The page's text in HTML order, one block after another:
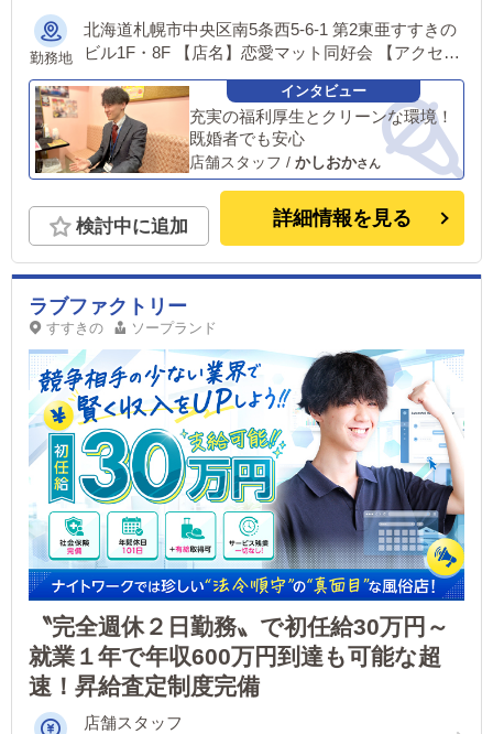
勤務地
北海道札幌市中央区南5条西5-6-1 第2東亜すすきの
ビル1F・8F 【店名】恋愛マット同好会 【アクセ
ス】地下鉄「すすきの駅」4番出口 ▼恋愛グループ
では面接時にご希望の勤務地をお伺いし、配属店舗
を決定いたします。 ご家庭のある方や、持ち家な
ど事情のある方でも安心してご応募ください。 ※
入社後の転勤についても希望を考慮いたします。 ■
土浦エリア：茨城県土浦市桜町 ・JR常磐線土浦駅
■横浜エリア：神奈川県横浜市中区 ・京急線黄金町
駅 ・市営地下鉄阪東橋駅 ・JR線関内駅 ■札幌エリ
ア：北海道札幌市 地下鉄南北線すすきの駅 ※日本
全国店舗展開につき同時募集中 東京エリア、横浜
エリア、北関東エリア、札幌エリア、福岡エリア、
愛媛エリア、鳥取エリアほか
充実の福利厚生とクリーンな環境！
既婚者でも安心
店舗スタッフ / かしおか
検討中に追加 詳細情報を見る
ラブファクトリー
すすきの ソープランド
〝完全週休２日勤務〟で初任給30万円～
就業１年で年収600万円到達も可能な超
速！昇給査定制度完備
店舗スタッフ